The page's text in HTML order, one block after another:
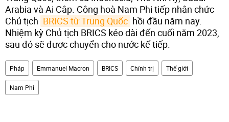
Arabia và Ai Cập. Cộng hoà Nam Phi tiếp nhận chức
Chủ tịch BRICS từ Trung Quốc hồi đầu năm nay.
Nhiệm kỳ Chủ tịch BRICS kéo dài đến cuối năm 2023,
sau đó sẽ được chuyển cho nước kế tiếp.
Pháp Emmanuel Macron BRICS Chính trị Thế giới
Nam Phi